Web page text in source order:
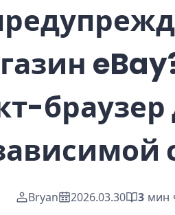
Bryan 2026.03.30 3 мин